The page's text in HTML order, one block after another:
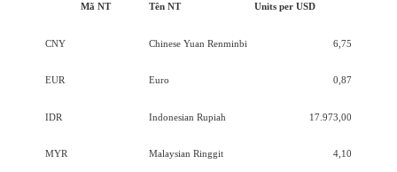
Mã NT Tên NT Units per USD
CNY Chinese Yuan Renminbi 6,75
EUR Euro 0,87
IDR Indonesian Rupiah 17.973,00
MYR Malaysian Ringgit 4,10